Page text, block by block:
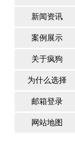
新闻资讯
案例展示
关于疯狗
为什么选择
邮箱登录
网站地图